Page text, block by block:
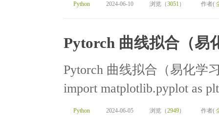
Python 2024-06-10 浏览（3051） 作者(
Pytorch 曲线拟合（易
Pytorch 曲线拟合（易化学
import matplotlib.pyplot as
Python 2024-06-05 浏览（2949） 作者(